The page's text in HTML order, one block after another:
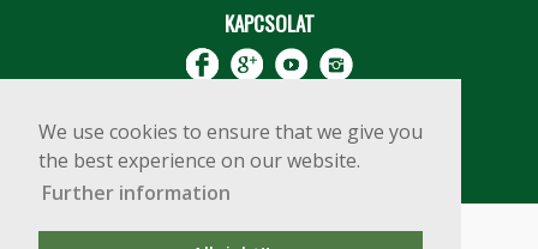
We use cookies to ensure that we give you
the best experience on our website.
Further information
KAPCSOLAT
Copyright © 2020 BME Építőmérnöki Kar